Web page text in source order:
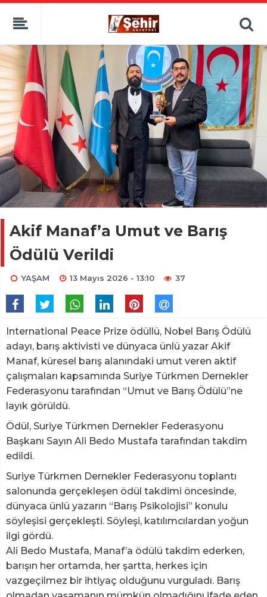
Akif Manaf’a Umut ve Barış
Ödülü Verildi
YAŞAM 13 Mayıs 2026 - 13:10 37
International Peace Prize ödüllü, Nobel Barış Ödülü
adayı, barış aktivisti ve dünyaca ünlü yazar Akif
Manaf, küresel barış alanındaki umut veren aktif
çalışmaları kapsamında Suriye Türkmen Dernekler
Federasyonu tarafından “Umut ve Barış Ödülü”ne
layık görüldü.
Ödül, Suriye Türkmen Dernekler Federasyonu
Başkanı Sayın Ali Bedo Mustafa tarafından takdim
edildi.
Suriye Türkmen Dernekler Federasyonu toplantı
salonunda gerçekleşen ödül takdimi öncesinde,
dünyaca ünlü yazarın “Barış Psikolojisi” konulu
söyleşisi gerçekleşti. Söyleşi, katılımcılardan yoğun
ilgi gördü.
Ali Bedo Mustafa, Manaf’a ödülü takdim ederken,
barışın her ortamda, her şartta, herkes için
vazgeçilmez bir ihtiyaç olduğunu vurguladı. Barış